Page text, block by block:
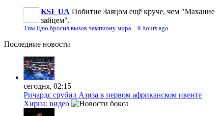
KSI_UA Побитие Заяцом ещё круче, чем "Махание
зайцем".
Тим Цзю бросил вызов чемпиону мира · 9 hours ago
Последние новости
сегодня, 02:15
Ричардс срубил Азиза в первом африканском ивенте
Хирна: видео